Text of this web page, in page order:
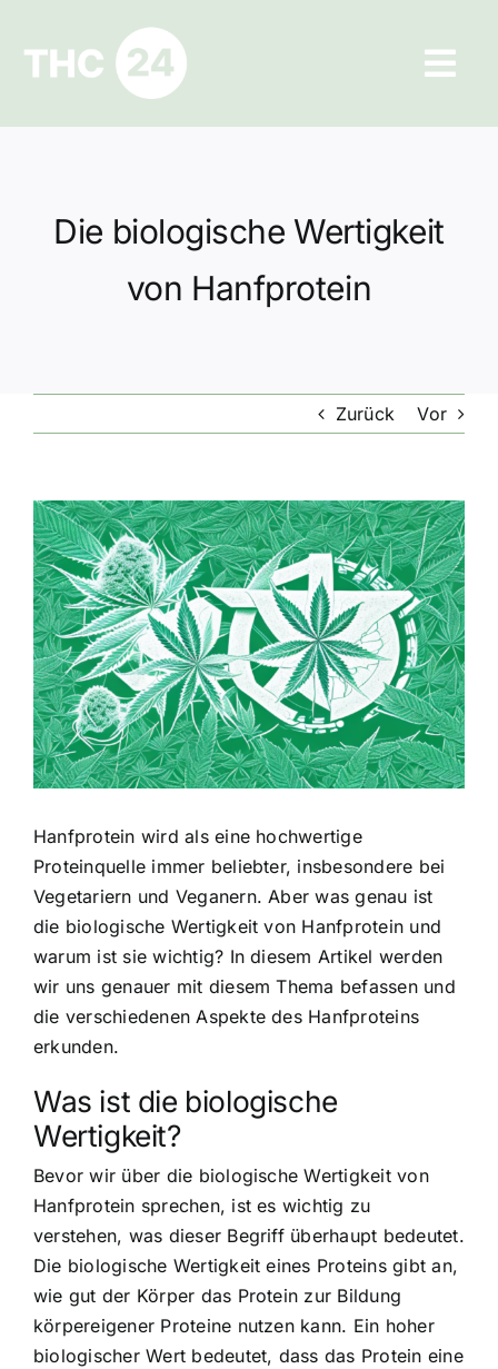
springen
Ratgeber
Datenschutz
Die biologische Wertigkeit
von Hanfprotein
Zurück Vor
Zeige
grösseres
Bild
Hanfprotein wird als eine hochwertige
Proteinquelle immer beliebter, insbesondere bei
Vegetariern und Veganern. Aber was genau ist
die biologische Wertigkeit von Hanfprotein und
warum ist sie wichtig? In diesem Artikel werden
wir uns genauer mit diesem Thema befassen und
die verschiedenen Aspekte des Hanfproteins
erkunden.
Was ist die biologische
Wertigkeit?
Bevor wir über die biologische Wertigkeit von
Hanfprotein sprechen, ist es wichtig zu
verstehen, was dieser Begriff überhaupt bedeutet.
Die biologische Wertigkeit eines Proteins gibt an,
wie gut der Körper das Protein zur Bildung
körpereigener Proteine nutzen kann. Ein hoher
biologischer Wert bedeutet, dass das Protein eine